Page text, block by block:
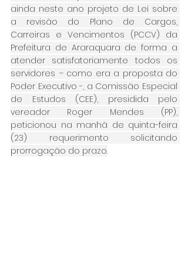
ainda neste ano projeto de Lei sobre
a revisão do Plano de Cargos,
Carreiras e Vencimentos (PCCV) da
Prefeitura de Araraquara de forma a
atender satisfatoriamente todos os
servidores – como era a proposta do
Poder Executivo -, a Comissão Especial
de Estudos (CEE), presidida pelo
vereador Roger Mendes (PP),
peticionou na manhã de quinta-feira
(23) requerimento solicitando
prorrogação do prazo.